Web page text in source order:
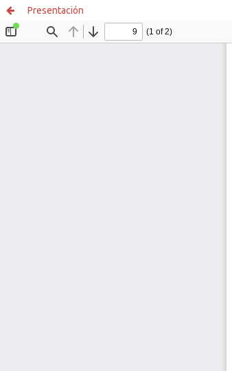
Presentación